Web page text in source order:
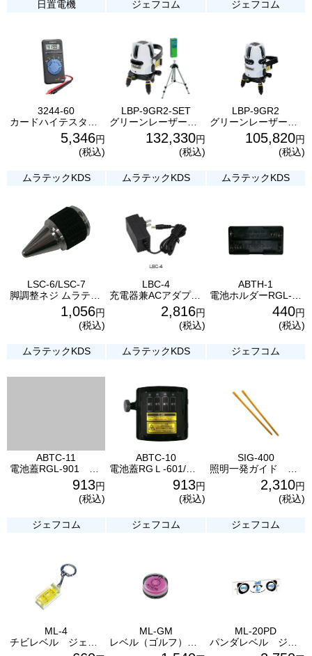
日置電機
3244-60
5,346円
(税込)
ジェフコム
LBP-9GR2-SET
132,330円
(税込)
ジェフコム
LBP-9GR2
105,820円
(税込)
ムラテックKDS
LSC-6/LSC-7
1,056円
(税込)
ムラテックKDS
LBC-4
充電器兼ACアダプター ムラテックKDS
2,816円
(税込)
ムラテックKDS
ABTH-1
440円
(税込)
ムラテックKDS
ABTC-11
913円
(税込)
ムラテックKDS
ABTC-10
913円
(税込)
ジェフコム
SIG-400
2,310円
(税込)
ジェフコム
ML-4
ジェフコム
ML-GM
ジェフコム
ML-20PD